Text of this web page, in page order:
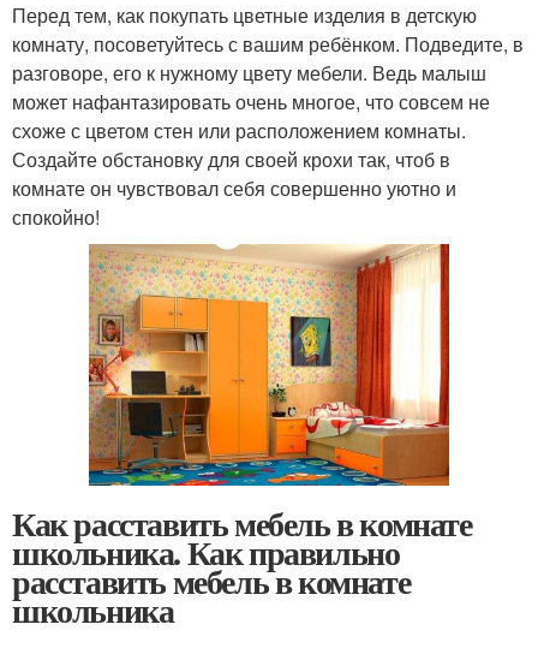
Перед тем, как покупать цветные изделия в детскую
комнату, посоветуйтесь с вашим ребёнком. Подведите, в
разговоре, его к нужному цвету мебели. Ведь малыш
может нафантазировать очень многое, что совсем не
схоже с цветом стен или расположением комнаты.
Создайте обстановку для своей крохи так, чтоб в
комнате он чувствовал себя совершенно уютно и
спокойно!
Как расставить мебель в комнате
школьника. Как правильно
расставить мебель в комнате
школьника